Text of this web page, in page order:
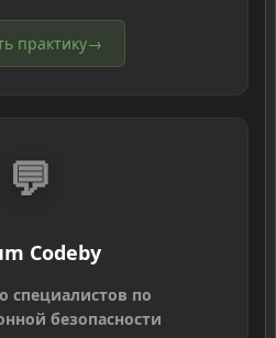
практику→
💬
Codeby
специалистов по
безопасности